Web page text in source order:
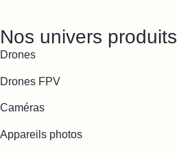
Nos univers produits
Drones
Drones FPV
Caméras
Appareils photos